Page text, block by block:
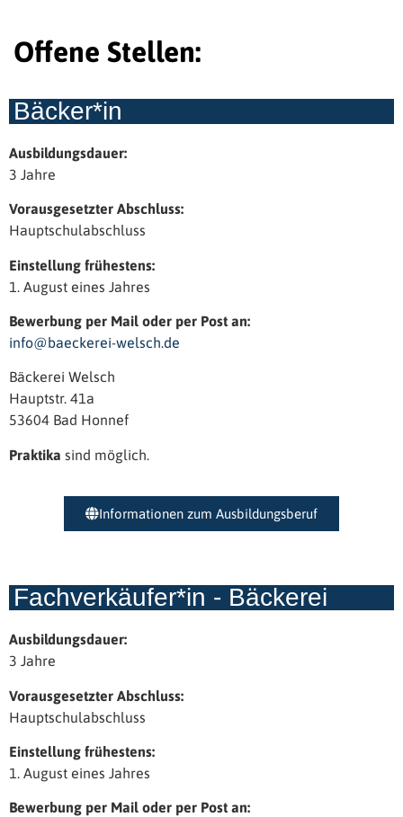
Offene Stellen:
Bäcker*in
Ausbildungsdauer:
3 Jahre
Vorausgesetzter Abschluss:
Hauptschulabschluss
Einstellung frühestens:
1. August eines Jahres
Bewerbung per Mail oder per Post an:
info@baeckerei-welsch.de
Bäckerei Welsch
Hauptstr. 41a
53604 Bad Honnef
Praktika sind möglich.
Informationen zum Ausbildungsberuf
Fachverkäufer*in - Bäckerei
Ausbildungsdauer:
3 Jahre
Vorausgesetzter Abschluss:
Hauptschulabschluss
Einstellung frühestens:
1. August eines Jahres
Bewerbung per Mail oder per Post an: